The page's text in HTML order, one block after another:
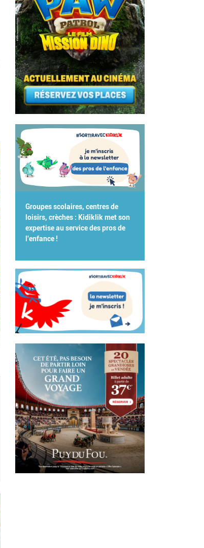
Groupes scolaires, centres de
loisirs, crèches : Kidiklik met son
expertise au service des pros de
l'enfance !